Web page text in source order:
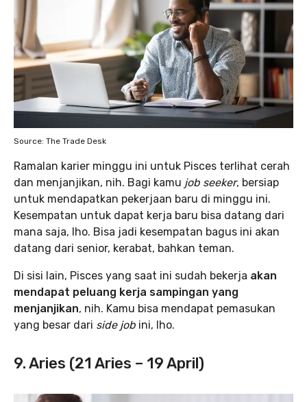
Source: The Trade Desk
Ramalan karier minggu ini untuk Pisces terlihat cerah
dan menjanjikan, nih. Bagi kamu job seeker, bersiap
untuk mendapatkan pekerjaan baru di minggu ini.
Kesempatan untuk dapat kerja baru bisa datang dari
mana saja, lho. Bisa jadi kesempatan bagus ini akan
datang dari senior, kerabat, bahkan teman.
Di sisi lain, Pisces yang saat ini sudah bekerja akan
mendapat peluang kerja sampingan yang
menjanjikan, nih. Kamu bisa mendapat pemasukan
yang besar dari side job ini, lho.
9. Aries (21 Aries – 19 April)